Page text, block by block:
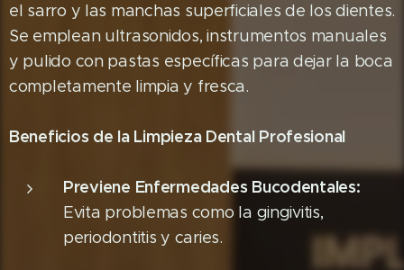
el sarro y las manchas superficiales de los dientes.
Se emplean ultrasonidos, instrumentos manuales
y pulido con pastas específicas para dejar la boca
completamente limpia y fresca.
Beneficios de la Limpieza Dental Profesional
Previene Enfermedades Bucodentales:
Evita problemas como la gingivitis,
periodontitis y caries.